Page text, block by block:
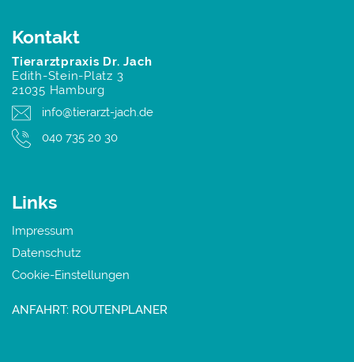
Kontakt
Tierarztpraxis Dr. Jach
Edith-Stein-Platz 3
21035 Hamburg
info@tierarzt-jach.de
040 735 20 30
Links
Impressum
Datenschutz
Cookie-Einstellungen
ANFAHRT: ROUTENPLANER